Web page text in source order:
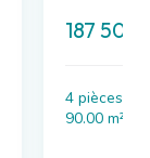
187 500
4 pièces , 3
90.00 m²